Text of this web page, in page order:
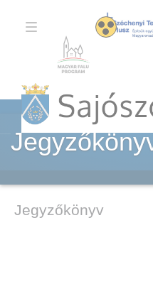
TOGGLE
NAVIGATION
Jegyzőkönyv